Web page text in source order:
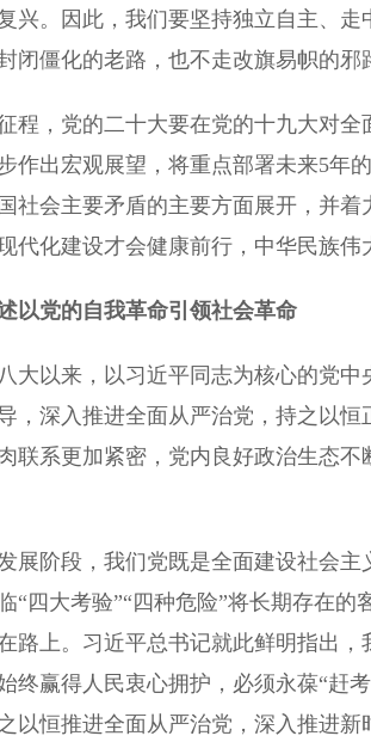
兴。因此，我们要坚持独立自主、
闭僵化的老路，也不走改旗易帜的邪
，党的二十大要在党的十九大对全
作出宏观展望，将重点部署未来5年
社会主要矛盾的主要方面展开，并
代化建设才会健康前行，中华民族伟
以党的自我革命引领社会革命
以来，以习近平同志为核心的党中
，深入推进全面从严治党，持之以
联系更加紧密，党内良好政治生态
阶段，我们党既是全面建设社会主
“四大考验”“四种危险”将长期存在
路上。习近平总书记就此鲜明指出
终赢得人民衷心拥护，必须永葆“赶
以恒推进全面从严治党，深入推进